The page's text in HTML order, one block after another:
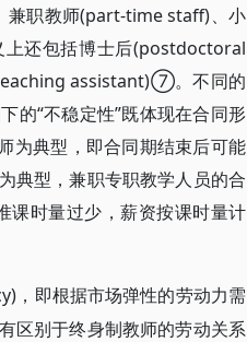
兼职教师(part-time staff)、小
还包括博士后(postdoctoral
assistant)⑦。不同的
的“不稳定性”既体现在合同形
为典型，即合同期结束后可能
典型，兼职专职教学人员的合
课时量过少，薪资按课时量计
，即根据市场弹性的劳动力需
区别于终身制教师的劳动关系